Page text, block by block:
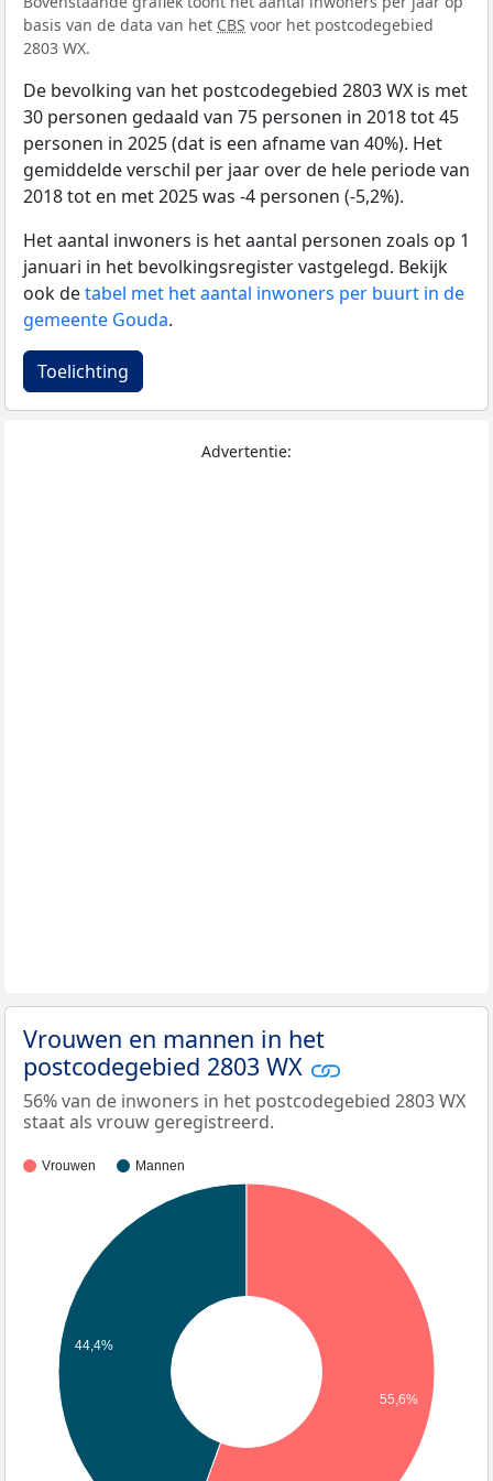
basis van de data van het CBS voor het postcodegebied
2803 WX.
De bevolking van het postcodegebied 2803 WX is met
30 personen gedaald van 75 personen in 2018 tot 45
personen in 2025 (dat is een afname van 40%). Het
gemiddelde verschil per jaar over de hele periode van
2018 tot en met 2025 was -4 personen (-5,2%).
Het aantal inwoners is het aantal personen zoals op 1
januari in het bevolkingsregister vastgelegd. Bekijk
ook detabel met het aantal inwoners per buurt in de
gemeente Gouda.
Toelichting
Advertentie:
Vrouwen en mannen in het
postcodegebied 2803 WX
56% van de inwoners in het postcodegebied 2803 WX
staat als vrouw geregistreerd.
Vrouwen Mannen
44,4%
55,6%